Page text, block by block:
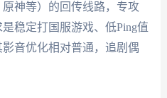
神等）的回传线路，专攻
稳定打国服游戏、低Ping值
音优化相对普通，追剧偶